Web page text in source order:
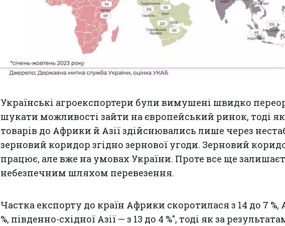
Українські агроекспортери були вимушені швидко
шукати можливості зайти на європейський ринок, тоді
товарів до Африки й Азії здійснювались лише через
зерновий коридор згідно зернової угоди. Зерновий
працює, але вже на умовах України. Проте все ще
небезпечним шляхом перевезення.
Частка експорту до країн Африки скоротилася з 14 до 7 %,
%, південно-східної Азії — з 13 до 4 %", тоді як за